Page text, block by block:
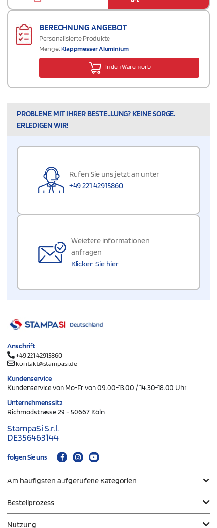
BERECHNUNG ANGEBOT
Personalisierte Produkte
Menge:Klappmesser Aluminium
In den Warenkorb
PROBLEME MIT IHRER BESTELLUNG? KEINE SORGE,
ERLEDIGEN WIR!
Rufen Sie uns jetzt an unter
+49 221 42915860
Weietere informationen
anfragen
Klicken Sie hier
Anschrift
+49 221 42915860
kontakt@stampasi.de
Kundenservice
Kundenservice von Mo-Fr von 09.00-13.00 / 14.30-18.00 Uhr
Unternehmenssitz
Richmodstrasse 29 - 50667 Köln
StampaSi S.r.l.
DE356463144
folgen Sie uns
Am häufigsten aufgerufene Kategorien
Bestellprozess
Nutzung